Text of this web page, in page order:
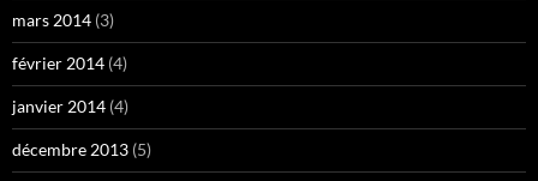
mars 2014 (3)
février 2014 (4)
janvier 2014 (4)
décembre 2013 (5)